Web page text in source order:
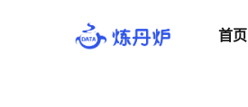
首页